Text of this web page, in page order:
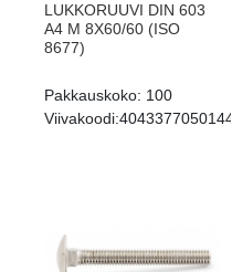
LUKKORUUVI DIN 603
A4 M 8X60/60 (ISO
8677)
Pakkauskoko: 100
Viivakoodi:4043377050144